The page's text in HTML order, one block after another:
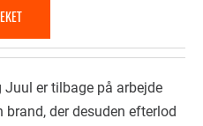
er tilbage på arbejde
der desuden efterlod